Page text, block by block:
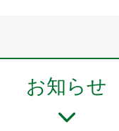
お知らせ